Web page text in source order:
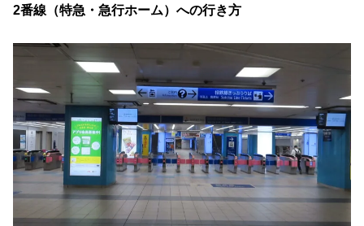
2番線（特急・急行ホーム）への行き方